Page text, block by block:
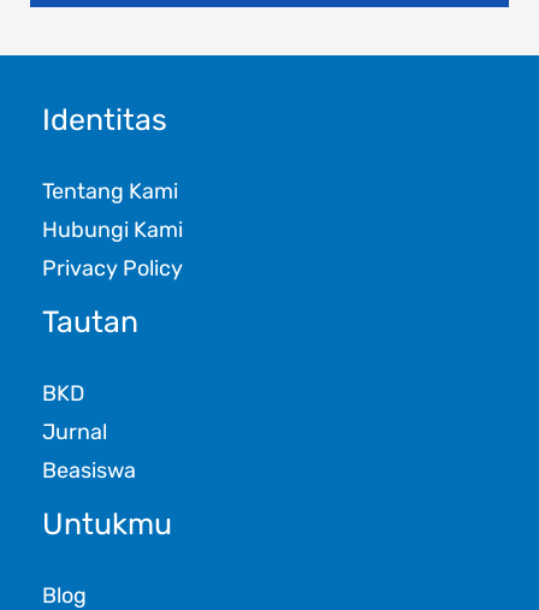
Identitas
Tentang Kami
Hubungi Kami
Privacy Policy
Tautan
BKD
Jurnal
Beasiswa
Untukmu
Blog